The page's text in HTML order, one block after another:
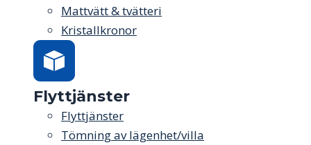
Mattvätt & tvätteri
Kristallkronor
Flyttjänster
Flyttjänster
Tömning av lägenhet/villa